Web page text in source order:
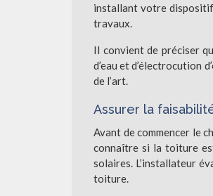
installant votre
travaux.
Il convient de préciser
d’eau et d’électrocution
de l’art.
Assurer la
Avant de commencer le
connaître si la toiture
solaires. L’installateur
toiture.